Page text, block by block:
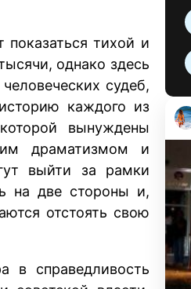
тихой и
однако здесь
судеб,
каждого из
вынуждены
драматизмом и
выйти за рамки
на две стороны и,
отстоять свою
в справедливость